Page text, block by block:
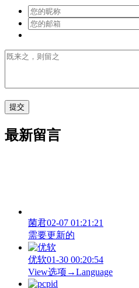
最新留言
菌君02-07 01:21:21
需要更新的
优软01-30 00:20:54
View‌选项→Language